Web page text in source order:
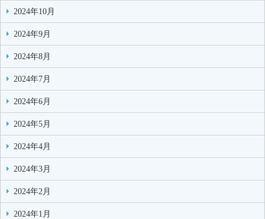
2024年10月
2024年9月
2024年8月
2024年7月
2024年6月
2024年5月
2024年4月
2024年3月
2024年2月
2024年1月